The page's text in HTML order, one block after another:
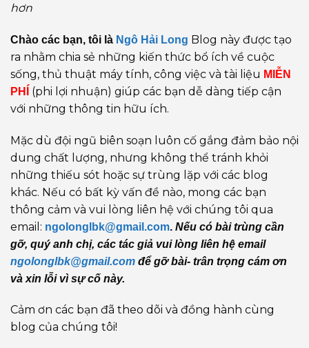
hơn
Chào các bạn, tôi là Ngô Hải Long Blog này được tạo
ra nhằm chia sẻ những kiến thức bổ ích về cuộc
sống, thủ thuật máy tính, công việc và tài liệu MIỄN
PHÍ
(phi lợi nhuận) giúp các bạn dễ dàng tiếp cận
với những thông tin hữu ích.
Mặc dù đội ngũ biên soạn luôn cố gắng đảm bảo nội
dung chất lượng, nhưng không thể tránh khỏi
những thiếu sót hoặc sự trùng lặp với các blog
khác. Nếu có bất kỳ vấn đề nào, mong các bạn
thông cảm và vui lòng liên hệ với chúng tôi qua
email: ngolonglbk@gmail.com. Nếu có bài trùng cần
gỡ, quý anh chị, các tác giả vui lòng liên hệ email
ngolonglbk@gmail.com để gỡ bài- trân trọng cám ơn
và xin lỗi vì sự cố này.
Cảm ơn các bạn đã theo dõi và đồng hành cùng
blog của chúng tôi!